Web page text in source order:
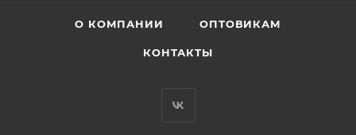
О КОМПАНИИ ОПТОВИКАМ
КОНТАКТЫ